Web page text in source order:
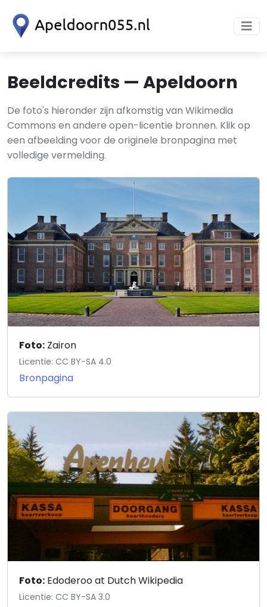
Beeldcredits — Apeldoorn
De foto's hieronder zijn afkomstig van Wikimedia
Commons en andere open-licentie bronnen. Klik op
een afbeelding voor de originele bronpagina met
volledige vermelding.
Foto: Zairon
Licentie: CC BY-SA 4.0
Bronpagina
Foto: Edoderoo at Dutch Wikipedia
Licentie: CC BY-SA 3.0